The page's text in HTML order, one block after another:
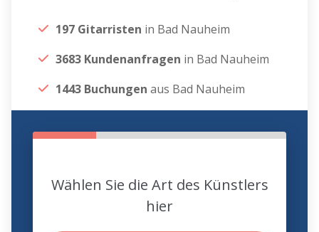
197 Gitarristen in Bad Nauheim
3683 Kundenanfragen in Bad Nauheim
1443 Buchungen aus Bad Nauheim
Wählen Sie die Art des Künstlers
hier